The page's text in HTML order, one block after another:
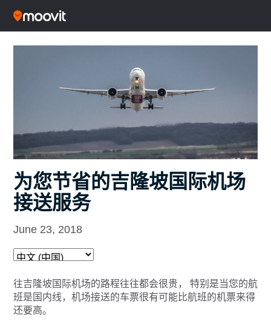
为您节省的吉隆坡国际机场
接送服务
June 23, 2018
往吉隆坡国际机场的路程往往都会很贵， 特别是当您的航
班是国内线，机场接送的车票很有可能比航班的机票来得
还要高。